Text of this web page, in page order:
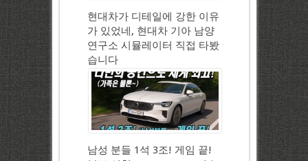
현대차가 디테일에 강한 이유
가 있었네, 현대차 기아 남양
연구소 시뮬레이터 직접 타봤
습니다
남성 분들 1석 3조! 게임 끝!